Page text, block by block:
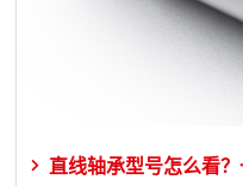
直线轴承型号怎么看